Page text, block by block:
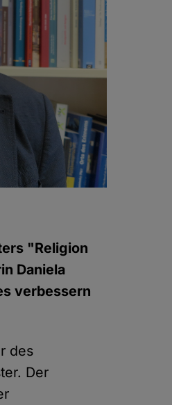
"Religion
Daniela
verbessern
des
Der